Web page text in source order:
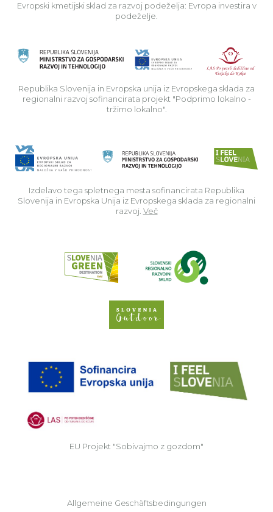
Evropski kmetijski sklad za razvoj podeželja: Evropa investira v
podeželje.
Republika Slovenija in Evropska unija iz Evropskega sklada za
regionalni razvoj sofinancirata projekt "Podprimo lokalno -
tržimo lokalno".
Izdelavo tega spletnega mesta sofinancirata Republika
Slovenija in Evropska Unija iz Evropskega sklada za regionalni
razvoj. Več
EU Projekt "Sobivajmo z gozdom"
Allgemeine Geschäftsbedingungen